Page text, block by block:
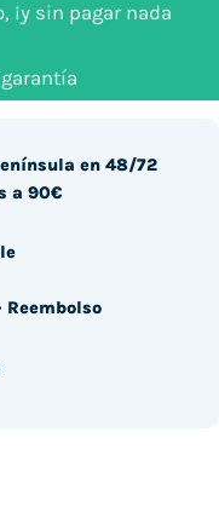
¡y sin pagar nada
en 48/72
a 90€